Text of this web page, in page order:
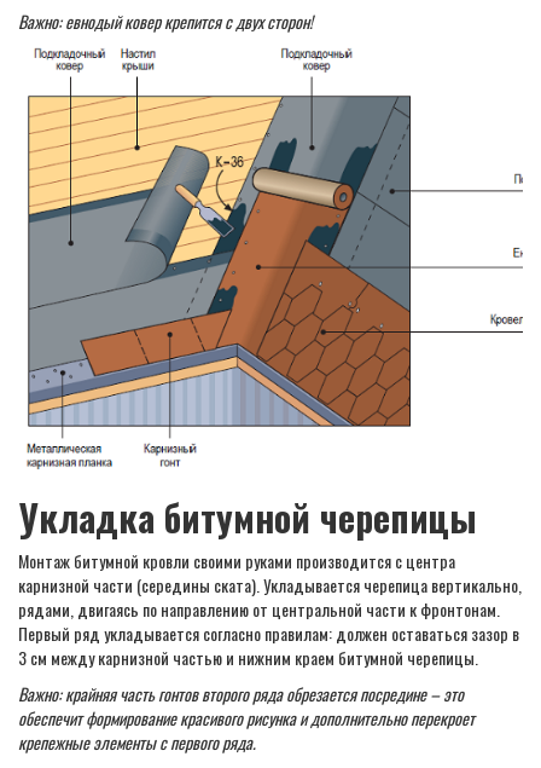
Важно: евнодый ковер крепится с двух сторон!
Укладка битумной черепицы
Монтаж битумной кровли своими руками производится с центра
карнизной части (середины ската). Укладывается черепица вертикально,
рядами, двигаясь по направлению от центральной части к фронтонам.
Первый ряд укладывается согласно правилам: должен оставаться зазор в
3 см между карнизной частью и нижним краем битумной черепицы.
Важно: крайняя часть гонтов второго ряда обрезается посредине – это
обеспечит формирование красивого рисунка и дополнительно перекроет
крепежные элементы с первого ряда.